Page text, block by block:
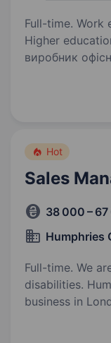
Full-time. Work
Higher education. Компанія «Новий
виробник
Hot
Sales
38 000 –
Humphries
Full-time. We
disabilities. Humphries Cabinets is a carpentry
business in
Instagram: